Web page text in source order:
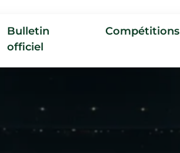
Bulletin
officiel
Compétitions